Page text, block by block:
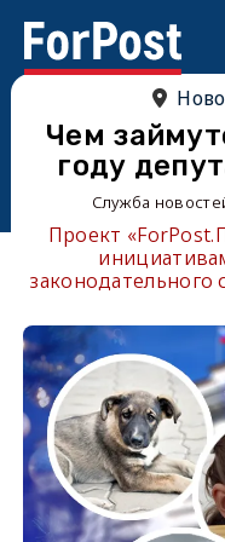
Чем
году
Служба
Проект
законодательного